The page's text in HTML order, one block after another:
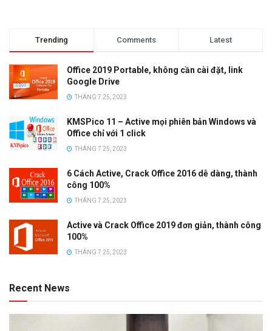
Trending Comments Latest
Office 2019 Portable, không cần cài đặt, link
Google Drive
THÁNG 7 25, 2023
KMSPico 11 – Active mọi phiên bản Windows và
Office chỉ với 1 click
THÁNG 7 25, 2023
6 Cách Active, Crack Office 2016 dễ dàng, thành
công 100%
THÁNG 7 25, 2023
Active và Crack Office 2019 đơn giản, thành công
100%
THÁNG 7 25, 2023
Recent News